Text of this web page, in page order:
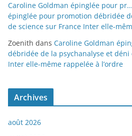
Caroline Goldman épinglée pour pr...
épinglée pour promotion débridée
de science sur France Inter elle-
Zoenith dans Caroline Goldman
débridée de la psychanalyse et déni
Inter elle-même rappelée à l’ordre
Archives
août 2026